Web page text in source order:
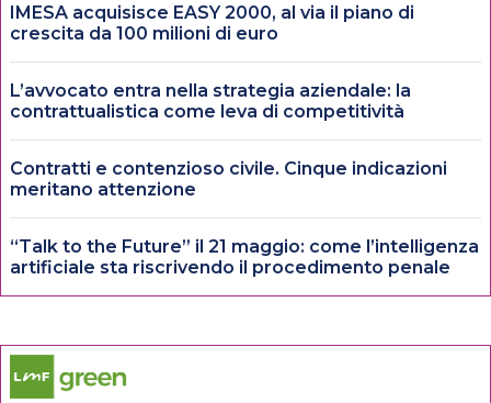
IMESA acquisisce EASY 2000, al via il piano di
crescita da 100 milioni di euro
L’avvocato entra nella strategia aziendale: la
contrattualistica come leva di competitività
Contratti e contenzioso civile. Cinque indicazioni
meritano attenzione
“Talk to the Future” il 21 maggio: come l’intelligenza
artificiale sta riscrivendo il procedimento penale